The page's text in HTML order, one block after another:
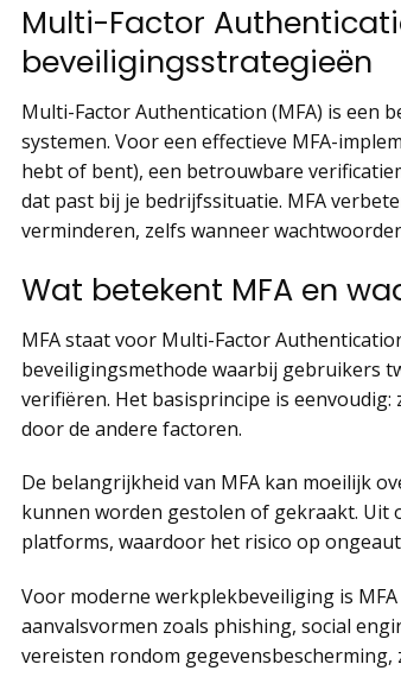
Multi-Factor
beveiligingsstrategieën
Multi-Factor Authentication (MFA) is een
systemen. Voor een effectieve MFA-
hebt of bent), een betrouwbare
dat past bij je bedrijfssituatie. MFA
verminderen, zelfs wanneer
Wat betekent MFA en
MFA staat voor Multi-Factor
beveiligingsmethode waarbij gebruikers
verifiëren. Het basisprincipe is
door de andere factoren.
De belangrijkheid van MFA kan moeilijk
kunnen worden gestolen of gekraakt. Uit
platforms, waardoor het risico op
Voor moderne werkplekbeveiliging is
aanvalsvormen zoals phishing, social
vereisten rondom gegevensbescherming,